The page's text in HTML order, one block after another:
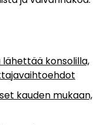
konsolilla,
kauden mukaan,